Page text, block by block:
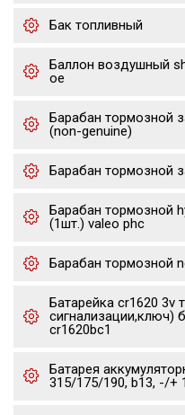
Бак топливный
Баллон воздушный
oe
Барабан тормозной
(non-genuine)
Барабан тормозной
Барабан тормозной
(1шт.) valeo phc
Барабан тормозной
Батарейка cr1620 3v
сигнализации,ключ)
cr1620bc1
Батарея
315/175/190, b13, -/+